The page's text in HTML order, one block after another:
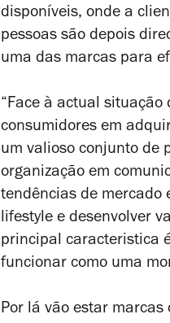
disponíveis, onde a
pessoas são depois
uma das marcas para
“Face à actual
consumidores em
um valioso conjunto de
organização em
tendências de mercado
lifestyle e desenvolver
principal caracteristica
funcionar como uma
Por lá vão estar marcas